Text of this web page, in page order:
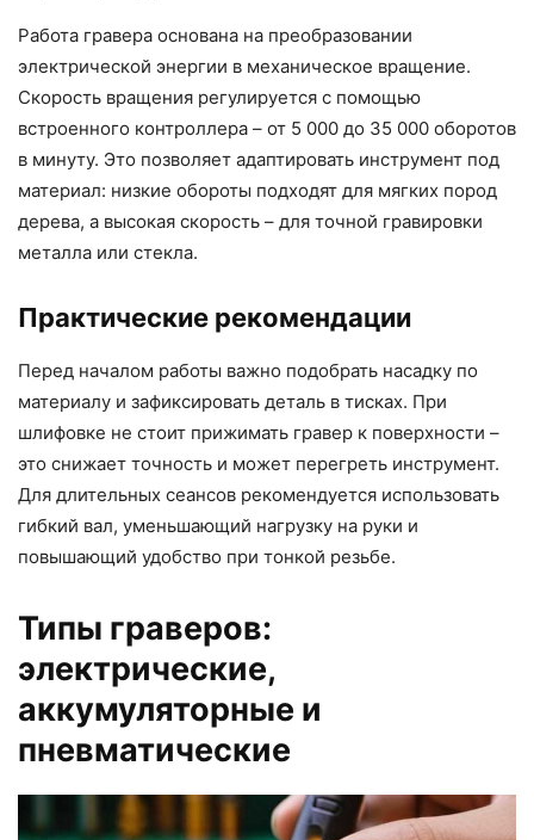
Работа гравера основана на преобразовании
электрической энергии в механическое вращение.
Скорость вращения регулируется с помощью
встроенного контроллера – от 5 000 до 35 000 оборотов
в минуту. Это позволяет адаптировать инструмент под
материал: низкие обороты подходят для мягких пород
дерева, а высокая скорость – для точной гравировки
металла или стекла.
Практические рекомендации
Перед началом работы важно подобрать насадку по
материалу и зафиксировать деталь в тисках. При
шлифовке не стоит прижимать гравер к поверхности –
это снижает точность и может перегреть инструмент.
Для длительных сеансов рекомендуется использовать
гибкий вал, уменьшающий нагрузку на руки и
повышающий удобство при тонкой резьбе.
Типы граверов:
электрические,
аккумуляторные и
пневматические